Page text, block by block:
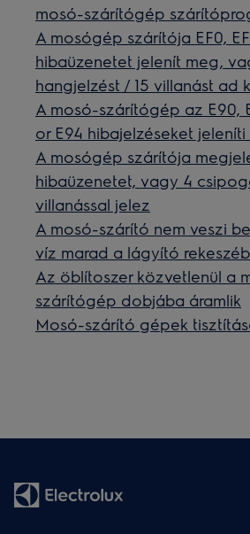
mosó-szárítógép
A mosógép szárítója EF0,
hibaüzenetet jelenít meg,
hangjelzést / 15 villanást ad
A mosó-szárítógép az E90,
or E94 hibajelzéseket jeleníti
A mosógép szárítója
hibaüzenetet, vagy 4
villanással jelez
A mosó-szárító nem veszi
víz marad a lágyító
Az öblítoszer közvetlenül a
szárítógép dobjába áramlik
Mosó-szárító gépek